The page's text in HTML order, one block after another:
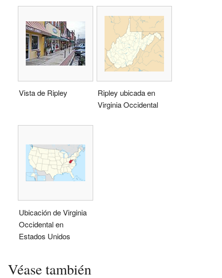
Vista de Ripley
Ripley ubicada en
Virginia Occidental
Ubicación de Virginia
Occidental en
Estados Unidos
Véase también